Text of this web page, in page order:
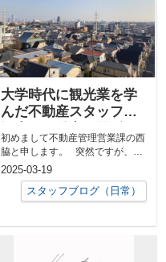
大学時代に観光業を学
んだ不動産スタッフが
語る
初めまして不動産管理営業課の西
脇と申します。 突然ですが、私
は新卒で入社した社員で...
2025-03-19
スタッフブログ（日常）